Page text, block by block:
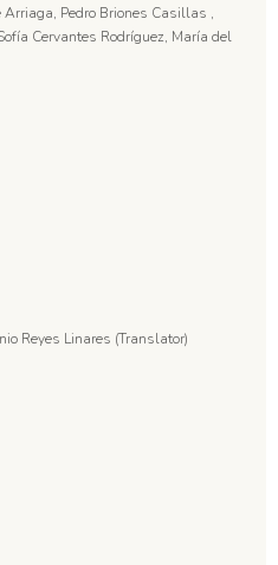
Pedro Briones Casillas ,
Cervantes Rodríguez, María del
Reyes Linares (Translator)